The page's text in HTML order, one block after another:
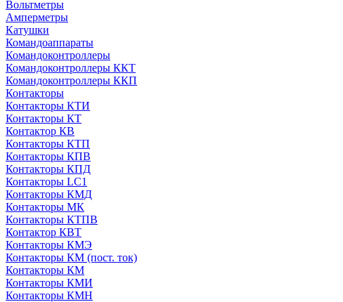
Вольтметры
Амперметры
Катушки
Командоаппараты
Командоконтроллеры
Командоконтроллеры ККТ
Командоконтроллеры ККП
Контакторы
Контакторы КТИ
Контакторы КТ
Контактор КВ
Контакторы КТП
Контакторы КПВ
Контакторы КПД
Контакторы LC1
Контакторы КМД
Контакторы МК
Контакторы КТПВ
Контактор КВТ
Контакторы КМЭ
Контакторы КМ (пост. ток)
Контакторы КМ
Контакторы КМИ
Контакторы КМН